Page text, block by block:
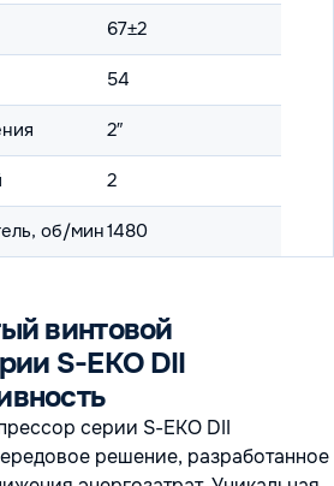
67±2
54
2″
2
об/мин1480
винтовой
S-EKO DII
серии S-EKO DII
решение, разработанное